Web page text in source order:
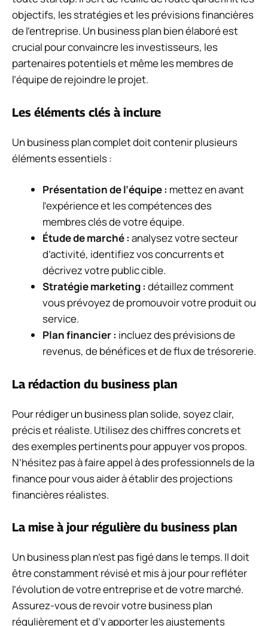
objectifs, les stratégies et les prévisions financières
de l’entreprise. Un business plan bien élaboré est
crucial pour convaincre les investisseurs, les
partenaires potentiels et même les membres de
l’équipe de rejoindre le projet.
Les éléments clés à inclure
Un business plan complet doit contenir plusieurs
éléments essentiels :
Présentation de l’équipe : mettez en avant
l’expérience et les compétences des
membres clés de votre équipe.
Étude de marché : analysez votre secteur
d’activité, identifiez vos concurrents et
décrivez votre public cible.
Stratégie marketing : détaillez comment
vous prévoyez de promouvoir votre produit ou
service.
Plan financier : incluez des prévisions de
revenus, de bénéfices et de flux de trésorerie.
La rédaction du business plan
Pour rédiger un business plan solide, soyez clair,
précis et réaliste. Utilisez des chiffres concrets et
des exemples pertinents pour appuyer vos propos.
N’hésitez pas à faire appel à des professionnels de la
finance pour vous aider à établir des projections
financières réalistes.
La mise à jour régulière du business plan
Un business plan n’est pas figé dans le temps. Il doit
être constamment révisé et mis à jour pour refléter
l’évolution de votre entreprise et de votre marché.
Assurez-vous de revoir votre business plan
régulièrement et d’y apporter les ajustements